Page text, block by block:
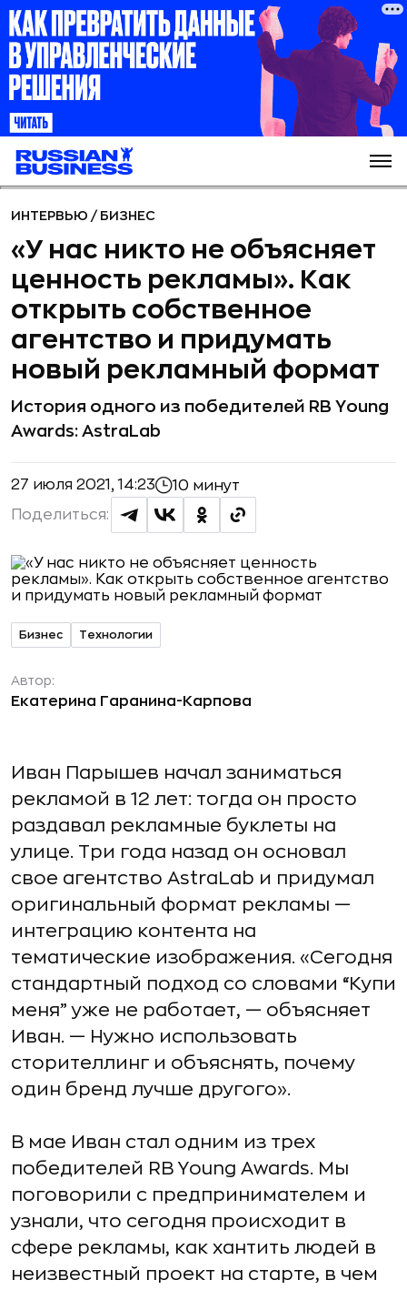
ИНТЕРВЬЮ / БИЗНЕС
«У нас никто не объясняет
ценность рекламы». Как
открыть собственное
агентство и придумать
новый рекламный формат
История одного из победителей RB Young
Awards: AstraLab
27 июля 2021, 14:23 10 минут
Поделиться:
Бизнес Технологии
Автор:
Екатерина Гаранина-Карпова
Иван Парышев начал заниматься
рекламой в 12 лет: тогда он просто
раздавал рекламные буклеты на
улице. Три года назад он основал
свое агентство AstraLab и придумал
оригинальный формат рекламы —
интеграцию контента на
тематические изображения. «Сегодня
стандартный подход со словами “Купи
меня” уже не работает, — объясняет
Иван. — Нужно использовать
сторителлинг и объяснять, почему
один бренд лучше другого».
В мае Иван стал одним из трех
победителей RB Young Awards. Мы
поговорили с предпринимателем и
узнали, что сегодня происходит в
сфере рекламы, как хантить людей в
неизвестный проект на старте, в чем